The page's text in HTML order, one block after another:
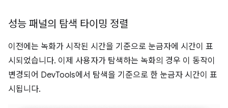
성능 패널의 탐색 타이밍 정렬
이전에는 녹화가 시작된 시간을 기준으로 눈금자에 시간이 표
시되었습니다. 이제 사용자가 탐색하는 녹화의 경우 이 동작이
변경되어 DevTools에서 탐색을 기준으로 한 눈금자 시간이 표
시됩니다.